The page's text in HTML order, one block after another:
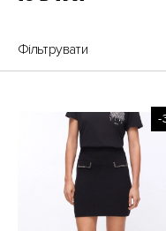
Фільтрувати
-